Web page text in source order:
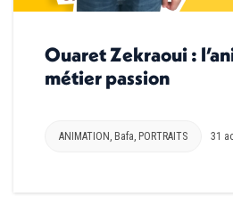
Ouaret Zekraoui :
métier passion
ANIMATION , Bafa, PORTRAITS 31